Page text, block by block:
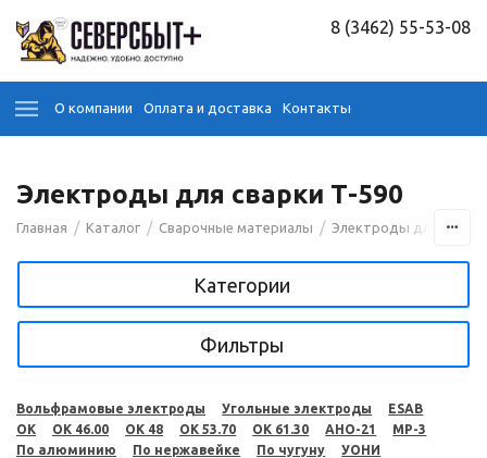
8 (3462) 55-53-08
О компании Оплата и доставка Контакты
Электроды для сварки Т-590
Главная / Каталог / Сварочные материалы / Электроды для сварки
Категории
Фильтры
Вольфрамовые электроды Угольные электроды
ESAB
OK
OK 46.00 OK 48 OK 53.70 OK 61.30 АНО-21
МР-3
По алюминию
По нержавейке По чугуну
УОНИ